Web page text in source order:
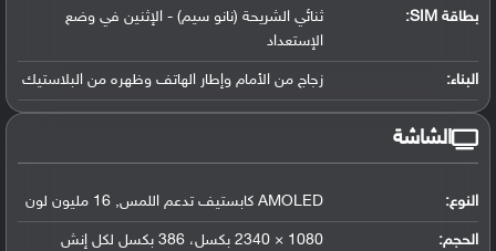
بطاقة SIM:
ثنائي الشريحة (نانو سيم) - الإثنين في وضع
الإستعداد
البناء: زجاج من الأمام وإطار الهاتف وظهره من البلاستيك
الشاشة
النوع: AMOLED كابستيف تدعم اللمس, 16 مليون لون
الحجم: 1080 × 2340 بكسل، 386 بكسل لكل إنش